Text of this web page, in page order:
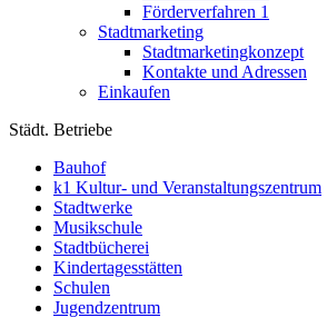
Förderverfahren 1
Stadtmarketing
Stadtmarketingkonzept
Kontakte und Adressen
Einkaufen
Städt. Betriebe
Bauhof
k1 Kultur- und Veranstaltungszentrum
Stadtwerke
Musikschule
Stadtbücherei
Kindertagesstätten
Schulen
Jugendzentrum